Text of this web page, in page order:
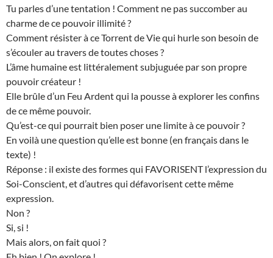
Tu parles d’une tentation ! Comment ne pas succomber au
charme de ce pouvoir illimité ?
Comment résister à ce Torrent de Vie qui hurle son besoin de
s’écouler au travers de toutes choses ?
L’âme humaine est littéralement subjuguée par son propre
pouvoir créateur !
Elle brûle d’un Feu Ardent qui la pousse à explorer les confins
de ce même pouvoir.
Qu’est-ce qui pourrait bien poser une limite à ce pouvoir ?
En voilà une question qu’elle est bonne (en français dans le
texte) !
Réponse : il existe des formes qui FAVORISENT l’expression du
Soi-Conscient, et d’autres qui défavorisent cette même
expression.
Non ?
Si, si !
Mais alors, on fait quoi ?